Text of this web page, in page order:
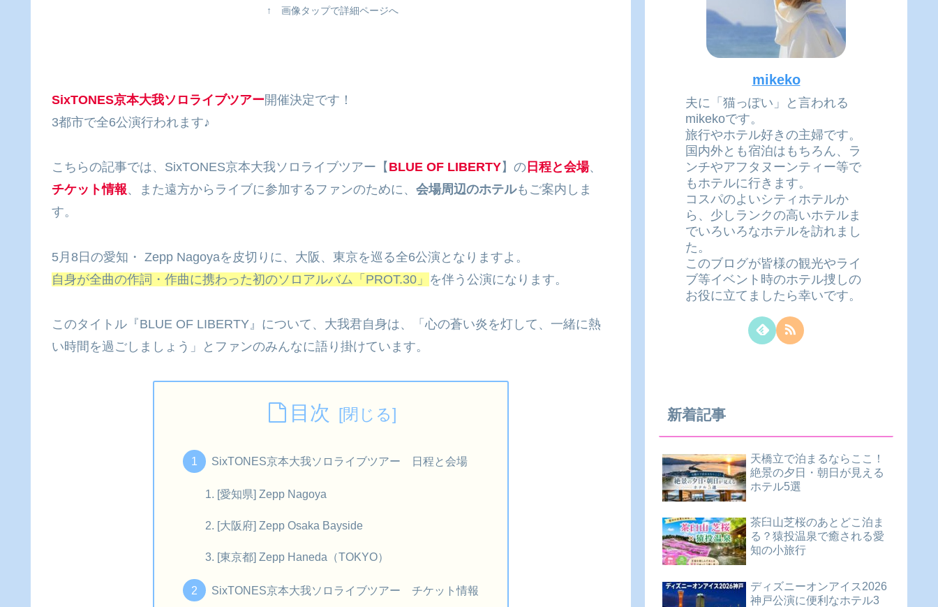
↑ 画像タップで詳細ページへ
SixTONES京本大我ソロライブツアー開催決定です！
3都市で全6公演行われます♪
こちらの記事では、SixTONES京本大我ソロライブツアー【 BLUE OF LIBERTY】の 日程と会場、
チケット情報、また遠方からライブに参加するファンのために、 会場周辺のホテルもご案内しま
す。
5月8日の愛知・ Zepp Nagoyaを皮切りに、大阪、東京を巡る全6公演となりますよ。
自身が全曲の作詞・作曲に携わった初のソロアルバム「PROT.30」 を伴う公演になります。
このタイトル『BLUE OF LIBERTY』について、大我君自身は、「心の蒼い炎を灯して、一緒に熱
い時間を過ごしましょう」とファンのみんなに語り掛けています。
目次
SixTONES京本大我ソロライブツアー 日程と会場
[愛知県] Zepp Nagoya
[大阪府] Zepp Osaka Bayside
[東京都] Zepp Haneda（TOKYO）
SixTONES京本大我ソロライブツアー チケット情報
mikeko
夫に「猫っぽい」と言われる
mikekoです。
旅行やホテル好きの主婦です。
国内外とも宿泊はもちろん、ラ
ンチやアフタヌーンティー等で
もホテルに行きます。
コスパのよいシティホテルか
ら、少しランクの高いホテルま
でいろいろなホテルを訪れまし
た。
このブログが皆様の観光やライ
ブ等イベント時のホテル捜しの
お役に立てましたら幸いです。
新着記事
天橋立で泊まるならここ！
絶景の夕日・朝日が見える
ホテル5選
茶臼山芝桜のあとどこ泊ま
る？猿投温泉で癒される愛
知の小旅行
ディズニーオンアイス2026
神戸公演に便利なホテル3